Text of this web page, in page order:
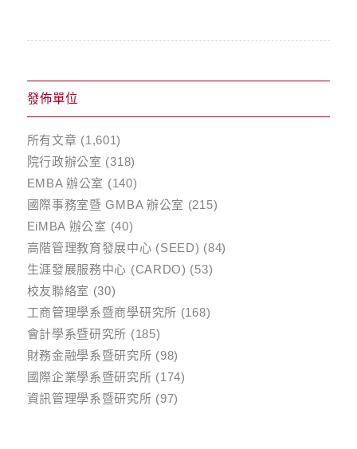
發佈單位
所有文章 (1,601)
院行政辦公室 (318)
EMBA 辦公室 (140)
國際事務室暨 GMBA 辦公室 (215)
EiMBA 辦公室 (40)
高階管理教育發展中心 (SEED) (84)
生涯發展服務中心 (CARDO) (53)
校友聯絡室 (30)
工商管理學系暨商學研究所 (168)
會計學系暨研究所 (185)
財務金融學系暨研究所 (98)
國際企業學系暨研究所 (174)
資訊管理學系暨研究所 (97)